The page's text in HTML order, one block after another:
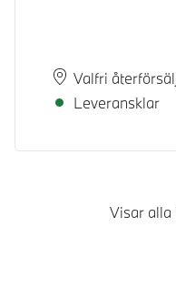
PlatsValfri
Leveranstid
Leveransklar
Visar